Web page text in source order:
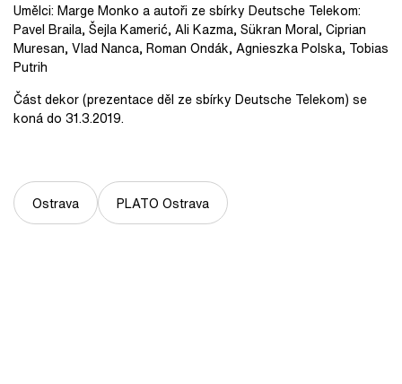
Umělci: Marge Monko a autoři ze sbírky Deutsche Telekom:
Pavel Braila, Šejla Kamerić, Ali Kazma, Sükran Moral, Ciprian
Muresan, Vlad Nanca, Roman Ondák, Agnieszka Polska, Tobias
Putrih
Část dekor (prezentace děl ze sbírky Deutsche Telekom) se
koná do 31.3.2019.
Ostrava PLATO Ostrava